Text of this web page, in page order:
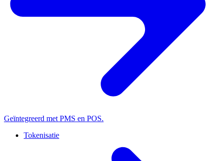
Geïntegreerd met PMS en POS.
Tokenisatie